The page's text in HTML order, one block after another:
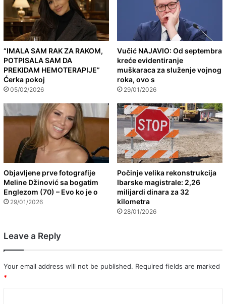
“IMALA SAM RAK ZA RAKOM,
POTPISALA SAM DA
PREKIDAM HEMOTERAPIJE”
Ćerka pokoj
05/02/2026
Vučić NAJAVIO: Od septembra
kreće evidentiranje
muškaraca za služenje vojnog
roka, ovo s
29/01/2026
Objavljene prve fotografije
Meline Džinović sa bogatim
Englezom (70) – Evo ko je o
29/01/2026
Počinje velika rekonstrukcija
Ibarske magistrale: 2,26
milijardi dinara za 32
kilometra
28/01/2026
Leave a Reply
Your email address will not be published. Required fields are marked
*